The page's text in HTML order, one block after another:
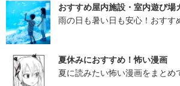
おすすめ屋内施設・室内遊び場
雨の日も暑い日も安心！おすす
夏休みにおすすめ！怖い漫画
夏に読みたい怖い漫画をまとめ